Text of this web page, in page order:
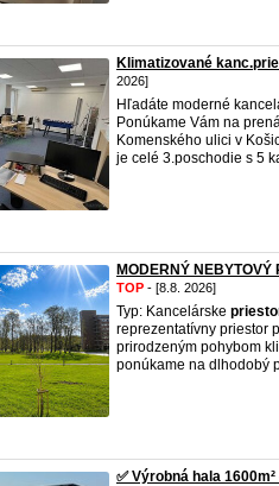
Klimatizované
2026]
Hľadáte moderné
Ponúkame Vám na
Komenského ulici v
je celé 3.poschodie s 5
MODERNÝ NEBYTOVÝ
TOP - [8.8. 2026]
Typ: Kancelárske
reprezentatívny priestor
prirodzeným pohybom
ponúkame na dlhodobý
✅ Výrobná hala 1600m²